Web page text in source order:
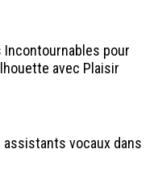
Incontournables pour
avec Plaisir
vocaux dans